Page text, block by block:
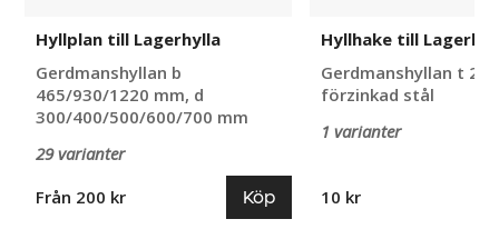
Hyllplan till Lagerhylla
Gerdmanshyllan b
465/930/1220 mm, d
300/400/500/600/700 mm
29 varianter
Från 200 kr
Köp
Hyllhake till
Gerdmanshyllan t 2
förzinkad stål
1 varianter
10 kr